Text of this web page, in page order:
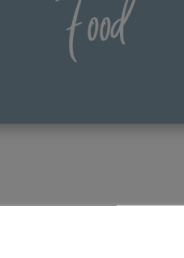
Food
darauf, dass Dein Körper alle
bekommt und Dir das Essen
schmeckt.
um den
und